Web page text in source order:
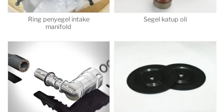
Ring penyegel intake
manifold
Segel katup oli